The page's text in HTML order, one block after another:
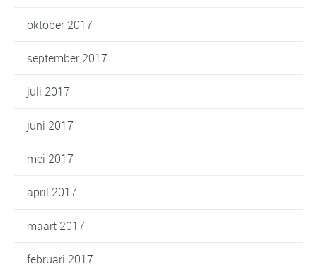
oktober 2017
september 2017
juli 2017
juni 2017
mei 2017
april 2017
maart 2017
februari 2017